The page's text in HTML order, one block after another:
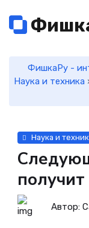
ФишкаРу -
Наука и техника
Наука и
Автор: